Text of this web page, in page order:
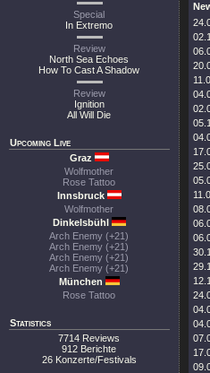
Special
In Extremo
Review
North Sea Echoes
How To Cast A Shadow
Review
Ignition
All Will Die
Upcoming Live
Graz
Wolfmother
Rose Tattoo
Innsbruck
Wolfmother
Dinkelsbühl
Arch Enemy (+21)
Arch Enemy (+21)
Arch Enemy (+21)
Arch Enemy (+21)
München
Rose Tattoo
Statistics
7714 Reviews
912 Berichte
26 Konzerte/Festivals